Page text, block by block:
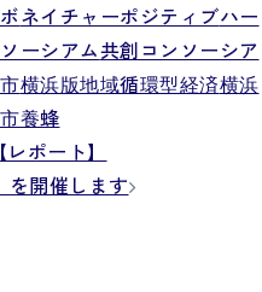
ネイチャーポジティブハー
ーシアム共創コンソーシア
横浜版地域循環型経済横浜
養蜂
ポート】
を開催します